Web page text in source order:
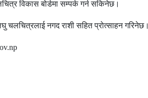
विकास बोर्डमा सम्पर्क गर्न सकिनेछ।
चलचित्रलाई नगद राशी सहित प्रोत्साहन गरिनेछ।